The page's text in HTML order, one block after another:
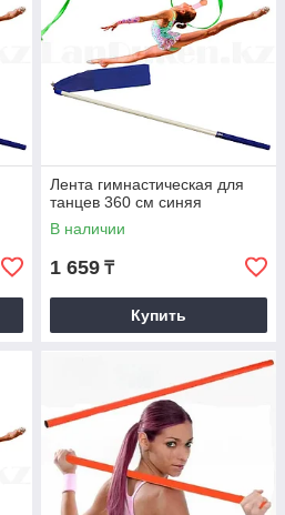
Лента гимнастическая для
танцев 360 см синяя
В наличии
1 659 ₸
Купить